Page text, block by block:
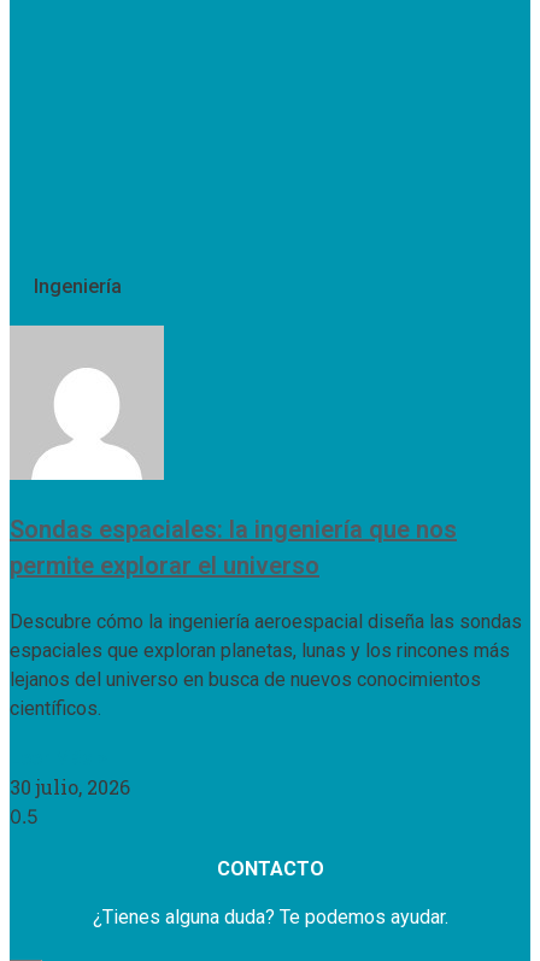
Ingeniería
Sondas espaciales: la ingeniería que nos
permite explorar el universo
Descubre cómo la ingeniería aeroespacial diseña las sondas
espaciales que exploran planetas, lunas y los rincones más
lejanos del universo en busca de nuevos conocimientos
científicos.
30 julio, 2026
CONTACTO
¿Tienes alguna duda? Te podemos ayudar.